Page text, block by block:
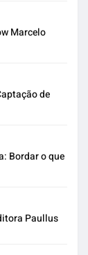
Marcelo
de
Bordar o que
Paullus